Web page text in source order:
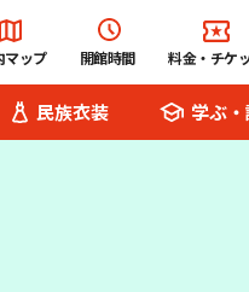
マップ 開館時間 料金・チケ
民族衣装 学ぶ